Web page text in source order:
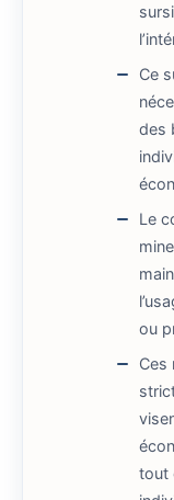
Ce
des
Le
ou
Ces
tout